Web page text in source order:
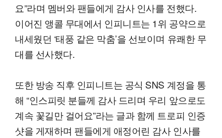
요”라며 멤버와 팬들에게 감사 인사를 전했다.
이어진 앵콜 무대에서 인피니트는 1위 공약으로
내세웠던 ‘태풍 같은 막춤’을 선보이며 유쾌한 무
대를 선사했다.
또한 방송 직후 인피니트는 공식 SNS 계정을 통
해 “인스피릿 분들께 감사 드리며 우리 앞으로도
계속 꽃길만 걸어요”라는 글과 함께 트로피 인증
샷을 게재하며 팬들에게 애정어린 감사 인사를